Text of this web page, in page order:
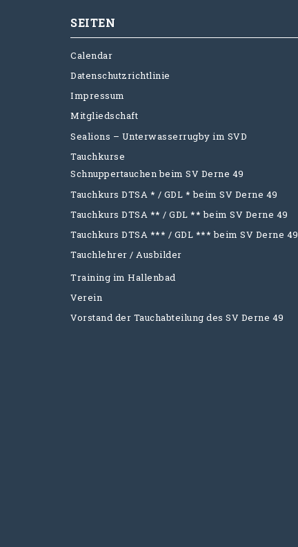
SEITEN
Calendar
Datenschutzrichtlinie
Impressum
Mitgliedschaft
Sealions – Unterwasserrugby im SVD
Tauchkurse
Schnuppertauchen beim SV Derne 49
Tauchkurs DTSA * / GDL * beim SV Derne 49
Tauchkurs DTSA ** / GDL ** beim SV Derne 49
Tauchkurs DTSA *** / GDL *** beim SV Derne 49
Tauchlehrer / Ausbilder
Training im Hallenbad
Verein
Vorstand der Tauchabteilung des SV Derne 49